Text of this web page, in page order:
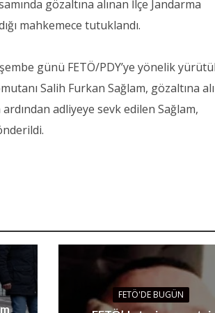
gözaltına alınan İlçe Jandarma
mahkemece tutuklandı.
günü FETÖ/PDY’ye yönelik
Salih Furkan Sağlam, gözaltına
adliyeye sevk edilen Sağlam,
FETÖ'DE BUGÜN